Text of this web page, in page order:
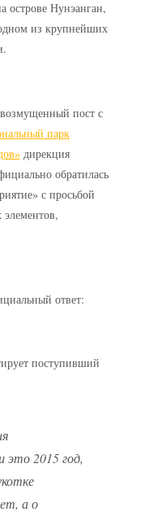
острове Нунэанган,
из крупнейших
пост с
парк
дирекция
обратилась
с просьбой
ответ:
поступивший
2015 год,
а о